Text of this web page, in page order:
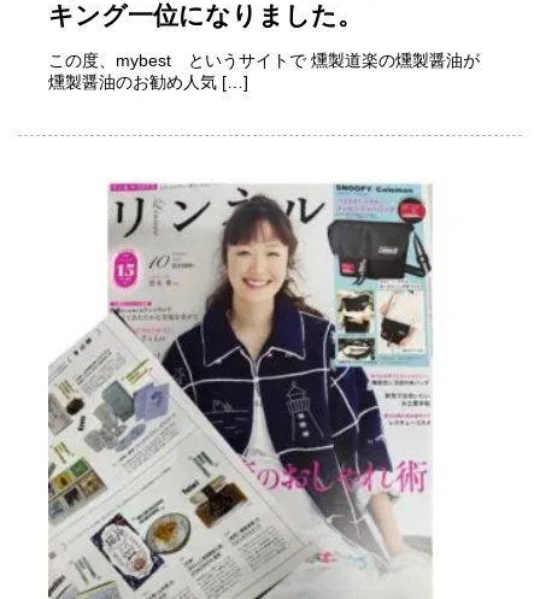
キング一位になりました。
この度、mybest というサイトで 燻製道楽の燻製醤油が
燻製醤油のお勧め人気 […]